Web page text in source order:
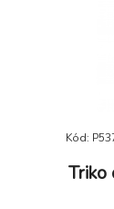
Kód:
Triko